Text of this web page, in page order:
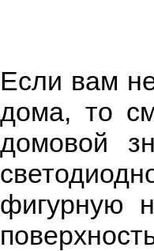
Если вам
дома, то
домовой
фигурную